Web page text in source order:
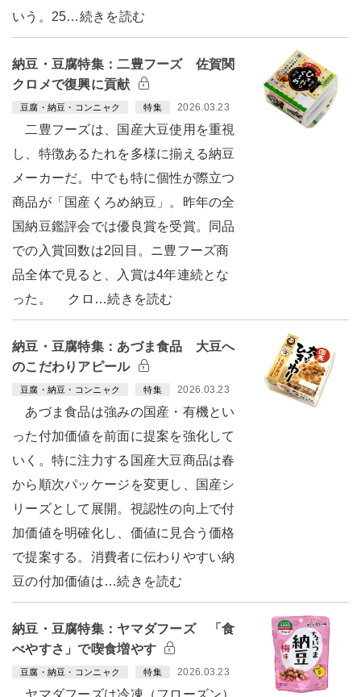
いう。25…続きを読む
納豆・豆腐特集：二豊フーズ 佐賀関
クロメで復興に貢献
豆腐・納豆・コンニャク 特集 2026.03.23
二豊フーズは、国産大豆使用を重視
し、特徴あるたれを多様に揃える納豆
メーカーだ。中でも特に個性が際立つ
商品が「国産くろめ納豆」。昨年の全
国納豆鑑評会では優良賞を受賞。同品
での入賞回数は2回目。ニ豊フーズ商
品全体で見ると、入賞は4年連続とな
った。 クロ…続きを読む
納豆・豆腐特集：あづま食品 大豆へ
のこだわりアピール
豆腐・納豆・コンニャク 特集 2026.03.23
あづま食品は強みの国産・有機とい
った付加価値を前面に提案を強化して
いく。特に注力する国産大豆商品は春
から順次パッケージを変更し、国産シ
リーズとして展開。視認性の向上で付
加価値を明確化し、価値に見合う価格
で提案する。消費者に伝わりやすい納
豆の付加価値は…続きを読む
納豆・豆腐特集：ヤマダフーズ 「食
べやすさ」で喫食増やす
豆腐・納豆・コンニャク 特集 2026.03.23
ヤマダフーズは冷凍（フローズン）